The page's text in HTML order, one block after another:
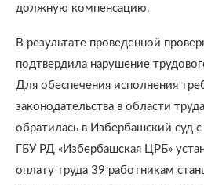
должную компенсацию.
В результате проведенной
подтвердила нарушение
Для обеспечения исполнения
законодательства в области
обратилась в Избербашский суд
ГБУ РД «Избербашская ЦРБ»
оплату труда 39 работникам